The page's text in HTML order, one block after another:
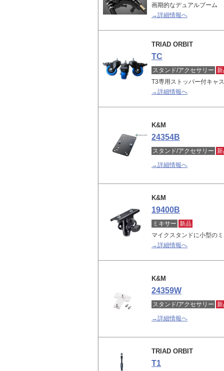
画期的なデュアルブーム
→詳細情報へ
TRIAD ORBIT
TC
スタンド/アクセサリー
T3専用ストッパー付キャ
→詳細情報へ
K&M
24354B
スタンド/アクセサリー
→詳細情報へ
K&M
19400B
ミキサー 新品
マイクスタンドに小型の
→詳細情報へ
K&M
24359W
スタンド/アクセサリー
→詳細情報へ
TRIAD ORBIT
T1